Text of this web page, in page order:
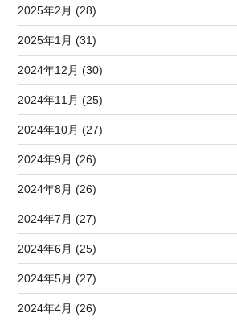
2025年2月 (28)
2025年1月 (31)
2024年12月 (30)
2024年11月 (25)
2024年10月 (27)
2024年9月 (26)
2024年8月 (26)
2024年7月 (27)
2024年6月 (25)
2024年5月 (27)
2024年4月 (26)